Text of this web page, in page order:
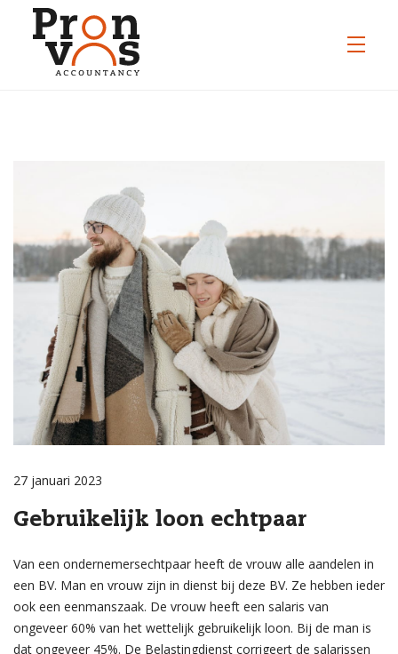
27 januari 2023
Gebruikelijk loon echtpaar
Van een ondernemersechtpaar heeft de vrouw alle aandelen in
een BV. Man en vrouw zijn in dienst bij deze BV. Ze hebben ieder
ook een eenmanszaak. De vrouw heeft een salaris van
ongeveer 60% van het wettelijk gebruikelijk loon. Bij de man is
dat ongeveer 45%. De Belastingdienst corrigeert de salarissen